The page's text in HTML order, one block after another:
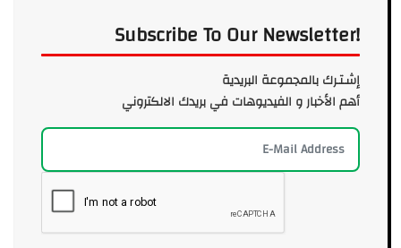
Subscribe To Our Newsletter!
إشـتـرك بالمجموعة البريدية
أهم الأخبار و الفيديوهات في بريدك الالكتروني